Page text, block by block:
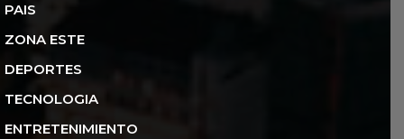
PAIS
ZONA ESTE
DEPORTES
TECNOLOGIA
ENTRETENIMIENTO